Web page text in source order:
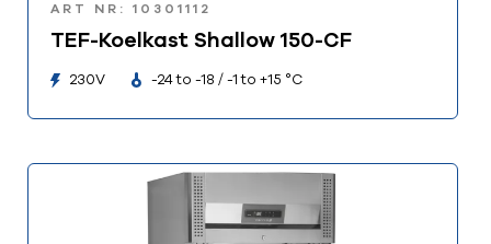
ART NR: 10301112
TEF-Koelkast Shallow 150-CF
230V -24 to -18 / -1 to +15 °C